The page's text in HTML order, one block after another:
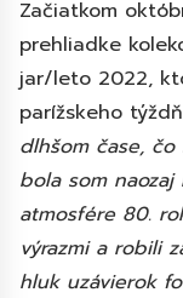
Začiatkom
prehliadke
jar/leto 2022,
parížskeho
dlhšom čase,
bola som
atmosfére 80.
výrazmi a robili
hluk uzávierok